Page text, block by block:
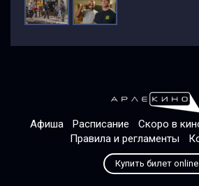
Афиша Расписание Скоро в
Правила и регламенты
Купить билет online